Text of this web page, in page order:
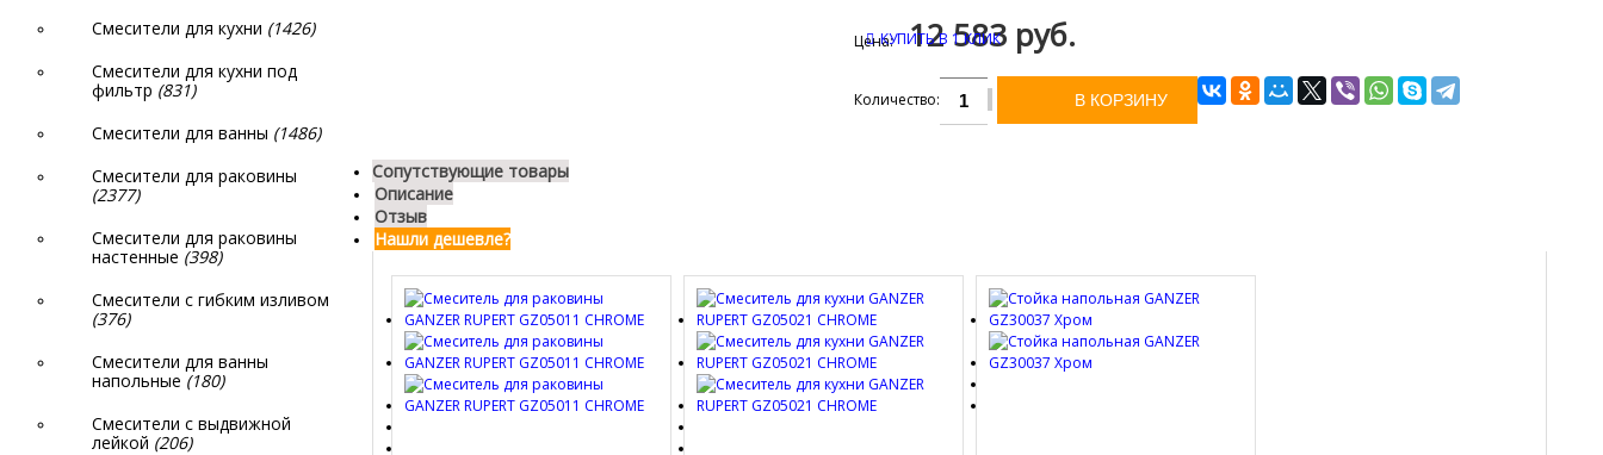
Цена: 12 583 руб.
Количество:
КУПИТЬ В 1 КЛИК
Сопутствующие товары
Описание
Отзыв
Нашли дешевле?
Смесители для кухни (1426)
Смесители для кухни под
фильтр (831)
Смесители для ванны (1486)
Смесители для раковины
(2377)
Смесители для раковины
настенные (398)
Смесители с гибким изливом
(376)
Смесители для ванны
напольные (180)
Смесители с выдвижной
лейкой (206)